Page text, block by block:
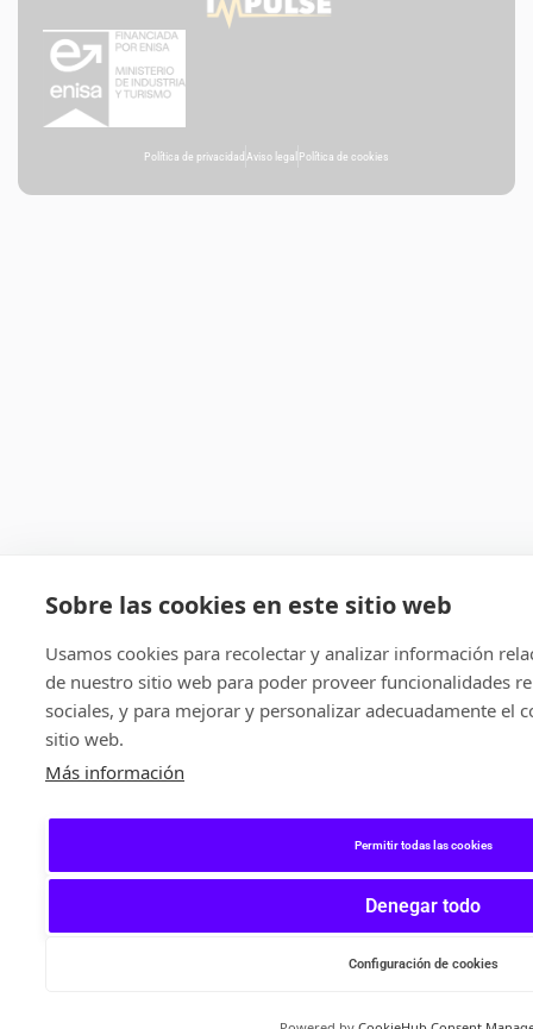
Política de privacidad Aviso legal Política de cookies
Sobre las cookies en este sitio web
Usamos cookies para recolectar y analizar información
de nuestro sitio web para poder proveer funcionalidades
sociales, y para mejorar y personalizar adecuadamente el
sitio web.
Más información
Permitir todas las cookies
Denegar todo
Configuración de cookies